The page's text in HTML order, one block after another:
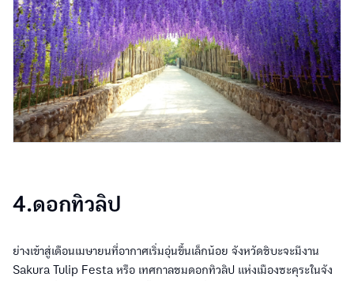
4.ดอกทิวลิป
ย่างเข้าสู่เดือนเมษายนที่อากาศเริ่มอุ่นขึ้นเล็กน้อย จังหวัดชิบะจะมีงาน
Sakura Tulip Festa หรือ เทศกาลชมดอกทิวลิป แห่งเมืองซะคุระในจัง